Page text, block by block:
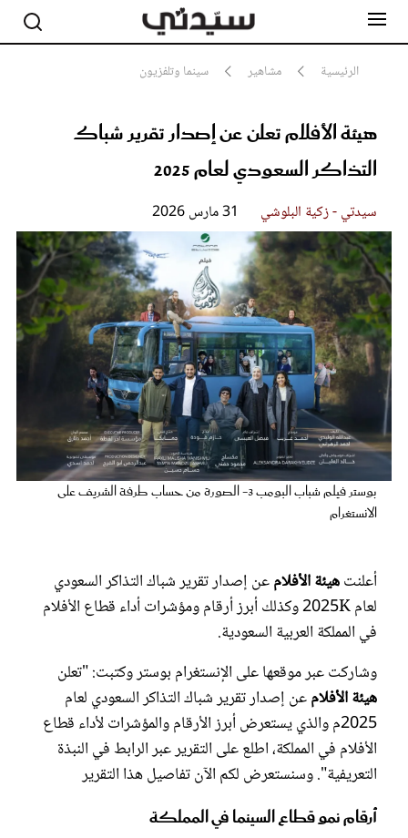
الرئيسية مشاهير سينما وتلفزيون
هيئة الأفلام تعلن عن إصدار تقرير شباك
التذاكر السعودي لعام 2025
سيدتي - زكية البلوشي 31 مارس 2026
بوستر فيلم شباب البومب 3- الصورة من حساب طرفة الشريف على
الانستغرام
أعلنتهيئة الأفلامعن إصدار تقرير شباك التذاكر السعودي
لعام 2025K وكذلك أبرز أرقام ومؤشرات أداء قطاع الأفلام
في المملكة العربية السعودية.
وشاركت عبر موقعها على الإنستغرام بوستر وكتبت: "تعلن
هيئة الأفلامعن إصدار تقرير شباك التذاكر السعودي لعام
2025م والذي يستعرض أبرز الأرقام والمؤشرات لأداء قطاع
الأفلام في المملكة، اطلع على التقرير عبر الرابط في النبذة
التعريفية". وسنستعرض لكم الآن تفاصيل هذا التقرير
أرقام نمو قطاع السينما في المملكة
مشاهير
أناقة
جمال
سيدتي وطفلك
لايف ستايل
بلس+
فيديو
مطبخ سيدتي
مقالات الرأي
ستايل
تقارير
عروس سيدتي
مجلة سيدتي
غلاف رفمي